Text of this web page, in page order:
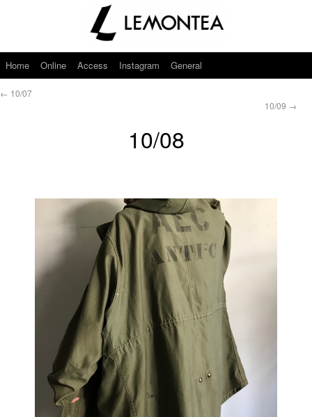
Home Online Access Instagram General
← 10/07
10/09 →
10/08